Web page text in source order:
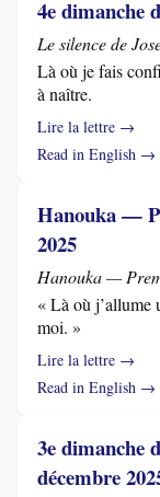
4e dimanche
Le silence de
Là où je fais
à naître.
Lire la lettre →
Read in English →
Hanouka —
2025
Hanouka —
« Là où j’allume
moi. »
Lire la lettre →
Read in English →
3e dimanche
décembre